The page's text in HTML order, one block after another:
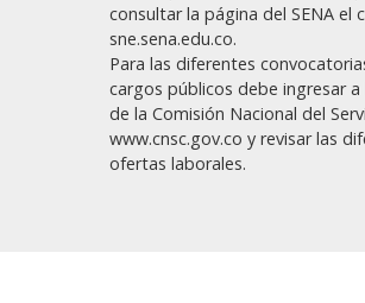
consultar la página del SENA el
sne.sena.edu.co.
Para las diferentes
cargos públicos debe ingresar a
de la Comisión Nacional del
www.cnsc.gov.co y revisar las
ofertas laborales.